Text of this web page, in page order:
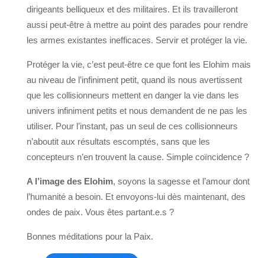
dirigeants belliqueux et des militaires. Et ils travailleront
aussi peut-être à mettre au point des parades pour rendre
les armes existantes inefficaces. Servir et protéger la vie.
Protéger la vie, c’est peut-être ce que font les Elohim mais
au niveau de l’infiniment petit, quand ils nous avertissent
que les collisionneurs mettent en danger la vie dans les
univers infiniment petits et nous demandent de ne pas les
utiliser. Pour l’instant, pas un seul de ces collisionneurs
n’aboutit aux résultats escomptés, sans que les
concepteurs n’en trouvent la cause. Simple coïncidence ?
A l’image des Elohim, soyons la sagesse et l’amour dont
l’humanité a besoin. Et envoyons-lui dès maintenant, des
ondes de paix. Vous êtes partant.e.s ?
Bonnes méditations pour la Paix.